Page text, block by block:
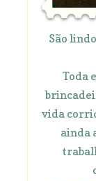
São
Toda
vida
ainda